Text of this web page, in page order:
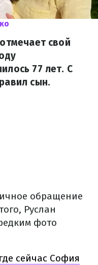
свой
77 лет. С
сын.
обращение
Руслан
фото
сейчас София